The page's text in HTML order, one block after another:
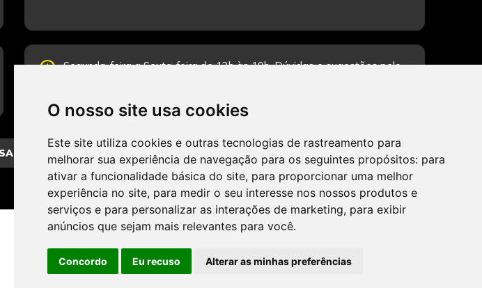
O nosso site usa cookies
Este site utiliza cookies e outras tecnologias de rastreamento para
melhorar sua experiência de navegação para os seguintes propósitos: para
ativar a funcionalidade básica do site, para proporcionar uma melhor
experiência no site, para medir o seu interesse nos nossos produtos e
serviços e para personalizar as interações de marketing, para exibir
anúncios que sejam mais relevantes para você.
Concordo Eu recuso Alterar as minhas preferências
schedule Segunda-feira a Sexta-feira de 12h às 19h. Dúvidas e sugestões pelo
CADASTRAR